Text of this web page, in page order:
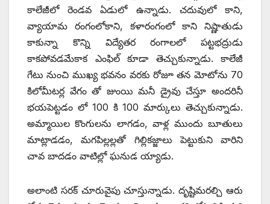
కాలేజీలో రెండవ ఏడులో ఉన్నాడు. చదువులో కాని,
వ్యాయామ రంగంలోకాని, కళారంగంలో కాని నిష్ణాతుడు
కాకున్నా కొన్ని విద్యేతర రంగాలలో పట్టభద్రుడు
కాకపోవడమేకాక ఎంఫిల్‌ కూడా తెచ్చుకున్నాడు. కాలేజీ
గేటు నుంచి ముఖ్య భవనం వరకు రోజూ తన మోటోను 70
కిలోమీటర్ల వేగం తో జుంయి మనీ డ్రైవు చేస్తూ అందరినీ
భయపెట్టడం లో 100 కి 100 మార్కులు తెచ్చుకున్నాడు.
అమ్మాయిల కొంగులను లాగడం, వాళ్ల ముందు బూతులు
మాట్లాడడం, మగపిల్లల్లతో గిల్లికజ్జాలు పెట్టుకుని వారిని
చావ బాదడం వాటిల్లో ఘనుడ య్యాడు.
అలాంటి సరక్‌ చూరువైపు చూస్తున్నాడు. దృష్టిమరల్చి ఆరు